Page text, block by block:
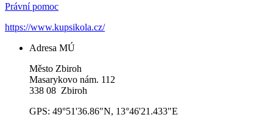
Právní pomoc
https://www.kupsikola.cz/
Adresa MÚ
Město Zbiroh
Masarykovo nám. 112
338 08 Zbiroh
GPS: 49°51'36.86"N, 13°46'21.433"E